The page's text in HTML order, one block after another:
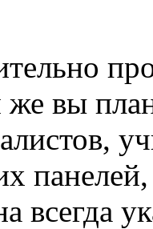
вы
всегда